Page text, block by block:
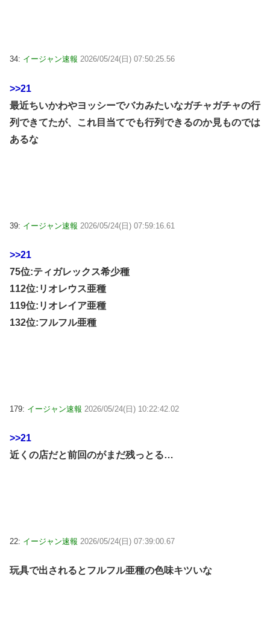
34: イージャン速報 2026/05/24(日) 07:50:25.56
>>21
最近ちいかわやヨッシーでバカみたいなガチャガチャの行
列できてたが、これ目当てでも行列できるのか見ものでは
あるな
39: イージャン速報 2026/05/24(日) 07:59:16.61
>>21
75位:ティガレックス希少種
112位:リオレウス亜種
119位:リオレイア亜種
132位:フルフル亜種
179: イージャン速報 2026/05/24(日) 10:22:42.02
>>21
近くの店だと前回のがまだ残っとる…
22: イージャン速報 2026/05/24(日) 07:39:00.67
玩具で出されるとフルフル亜種の色味キツいな